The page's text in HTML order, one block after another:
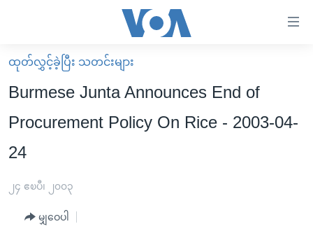
လွယ်ကူ
စေ
သည့်
များ
ပင်မ
မူလစာမျက်နှာ
မြန်မာ
ကမ္ဘာ့သတင်းများ
နိုင်ငံတကာ
အစ္စရေး-ပါလက်စတိုင်း
ဗွီဒီယို
အင်္ဂလိပ်စာလေ့လာမယ်
ထုတ်လွှင့်ခဲ့ပြီး သတင်းများ
Burmese Junta Announces End of
Procurement Policy On Rice - 2003-04-
24
၂၄ ဧၿပီ၊ ၂၀၀၃
မျှဝေပါ